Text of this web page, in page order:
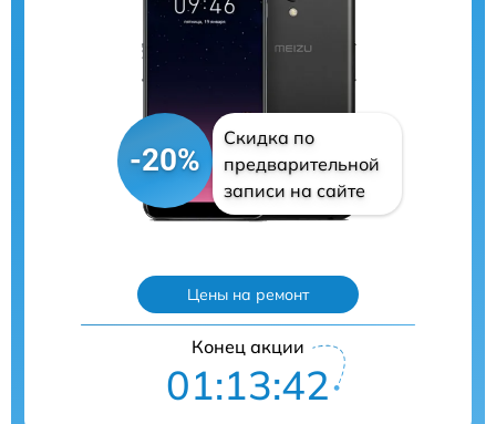
-20%
Скидка по
предварительной
записи на сайте
Цены на ремонт
Конец акции
01:13:40